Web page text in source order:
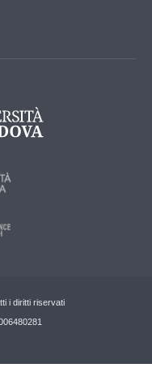
i diritti riservati